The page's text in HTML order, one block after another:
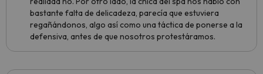
bastante falta de delicadeza, parecía que estuviera
regañándonos, algo así como una táctica de ponerse a la
defensiva, antes de que nosotros protestáramos.